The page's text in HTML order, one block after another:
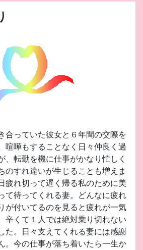
合っていた彼女と６年間の交際を
喧嘩もすることなく日々仲良く過
、転勤を機に仕事がかなり忙しく
のすれ違いが生じることも増えま
疲れ切って遅く帰る私のために美
て待ってくれる妻。どんなに疲れ
が付いてるのを見ると疲れが一気
辛くて１人では絶対乗り切れない
た。日々支えてくれる妻には感謝
。今の仕事が落ち着いたら一生か